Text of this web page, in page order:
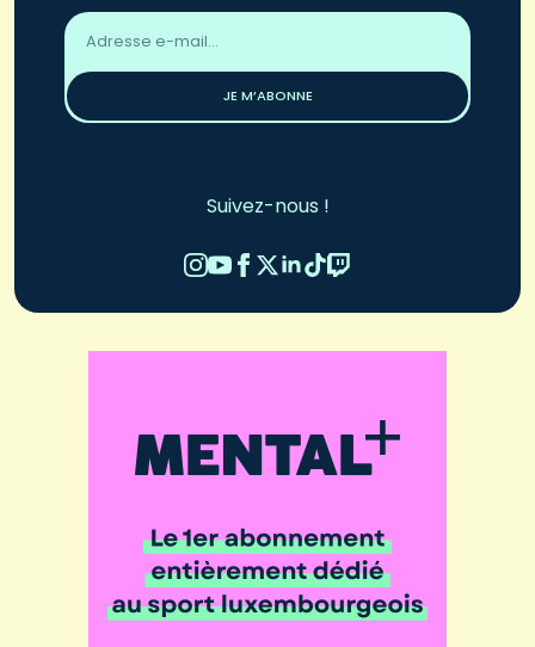
Adresse
email
JE M’ABONNE
Suivez-nous !